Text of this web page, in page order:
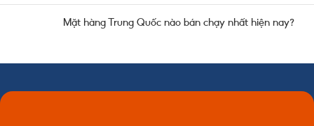
Mặt hàng Trung Quốc nào bán chạy nhất hiện nay?